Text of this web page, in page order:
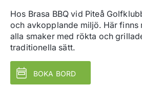
Hos Brasa BBQ vid Piteå
och avkopplande miljö. Här
alla smaker med rökta och
traditionella sätt.
BOKA BORD